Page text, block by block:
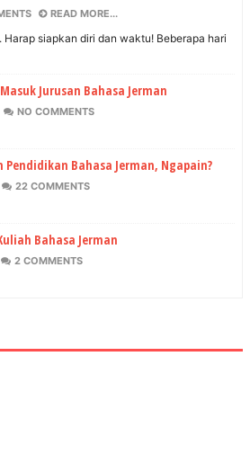
READ MORE...
Harap siapkan diri dan waktu! Beberapa hari
Jurusan Bahasa Jerman
NO COMMENTS
Pendidikan Bahasa Jerman, Ngapain?
22 COMMENTS
Bahasa Jerman
2 COMMENTS